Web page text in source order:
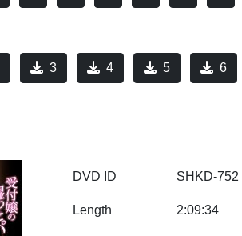
3 4 5 6
DVD ID SHKD-752
Length 2:09:34